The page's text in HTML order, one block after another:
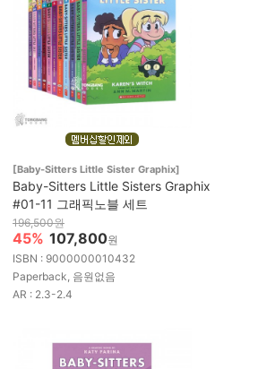
[Baby-Sitters Little Sister Graphix]
Baby-Sitters Little Sisters Graphix
#01-11 그래픽노블 세트
196,500원
45% 107,800원
ISBN : 9000000010432
Paperback, 음원없음
AR : 2.3-2.4